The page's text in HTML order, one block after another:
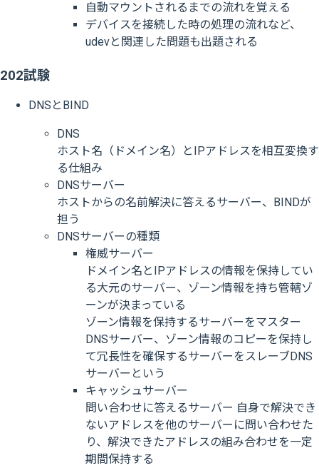
自動マウントされるまでの流れを覚える
デバイスを接続した時の処理の流れなど、
udevと関連した問題も出題される
202試験
DNSとBIND
DNS
ホスト名（ドメイン名）とIPアドレスを相互変換す
る仕組み
DNSサーバー
ホストからの名前解決に答えるサーバー、BINDが
担う
DNSサーバーの種類
権威サーバー
ドメイン名とIPアドレスの情報を保持してい
る大元のサーバー、ゾーン情報を持ち管轄ゾ
ーンが決まっている
ゾーン情報を保持するサーバーをマスター
DNSサーバー、ゾーン情報のコピーを保持し
て冗長性を確保するサーバーをスレーブDNS
サーバーという
キャッシュサーバー
問い合わせに答えるサーバー 自身で解決でき
ないアドレスを他のサーバーに問い合わせた
り、解決できたアドレスの組み合わせを一定
期間保持する